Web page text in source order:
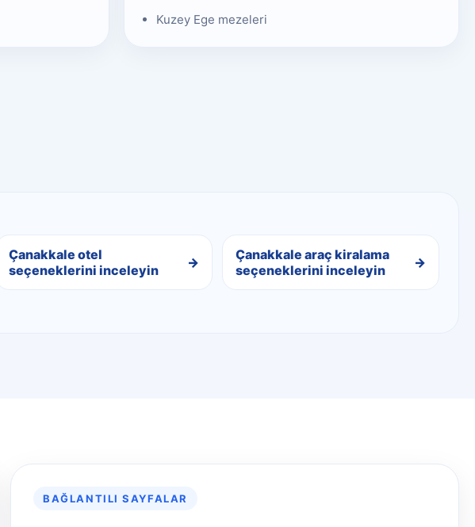
Kuzey Ege mezeleri
Çanakkale otel
seçeneklerini inceleyin
Çanakkale araç kiralama
seçeneklerini inceleyin
BAĞLANTILI SAYFALAR